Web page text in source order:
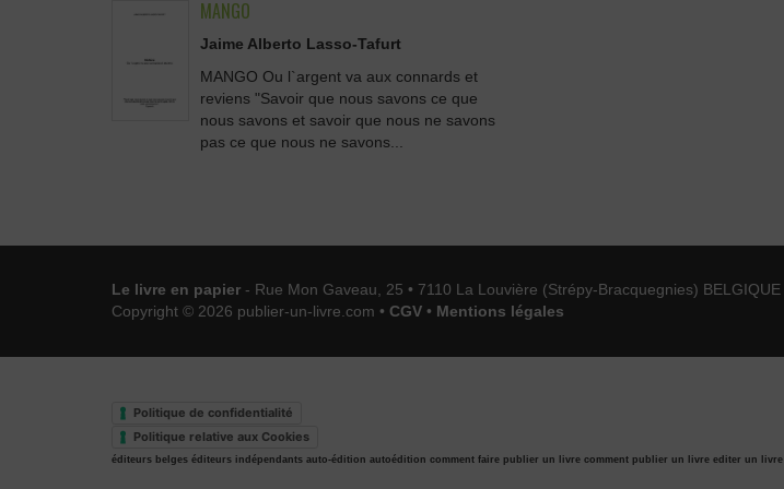
MANGO
Jaime Alberto Lasso-Tafurt
MANGO Ou l`argent va aux connards et
reviens "Savoir que nous savons ce que
nous savons et savoir que nous ne savons
pas ce que nous ne savons...
Le livre en papier - Rue Mon Gaveau, 25 • 7110 La Louvière (Strépy-Bracquegnies) BELGIQUE
Copyright © 2026 publier-un-livre.com • CGV • Mentions légales
Politique de confidentialité
Politique relative aux Cookies
éditeurs belges éditeurs indépendants auto-édition autoédition comment faire publier un livre comment publier un livre editer un livre